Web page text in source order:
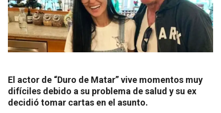
El actor de “Duro de Matar” vive momentos muy
difíciles debido a su problema de salud y su ex
decidió tomar cartas en el asunto.